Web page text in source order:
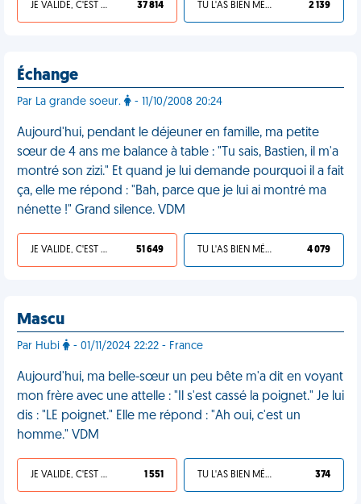
JE VALIDE, C'EST UNE VDM 37 814 TU L'AS BIEN MÉRITÉ 2 139
Échange
Par La grande soeur. - 11/10/2008 20:24
Aujourd'hui, pendant le déjeuner en famille, ma petite
sœur de 4 ans me balance à table : "Tu sais, Bastien, il m'a
montré son zizi." Et quand je lui demande pourquoi il a fait
ça, elle me répond : "Bah, parce que je lui ai montré ma
nénette !" Grand silence. VDM
JE VALIDE, C'EST UNE VDM 51 649 TU L'AS BIEN MÉRITÉ 4 079
Mascu
Par Hubi - 01/11/2024 22:22 - France
Aujourd'hui, ma belle-sœur un peu bête m'a dit en voyant
mon frère avec une attelle : "Il s'est cassé la poignet." Je lui
dis : "LE poignet." Elle me répond : "Ah oui, c'est un
homme." VDM
JE VALIDE, C'EST UNE VDM 1 551 TU L'AS BIEN MÉRITÉ 374